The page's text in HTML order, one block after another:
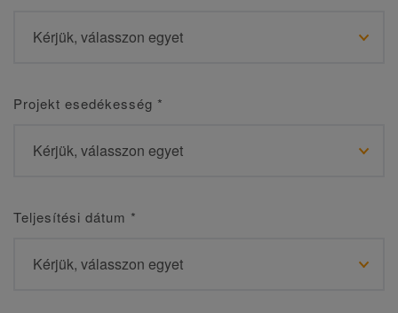
Projekt esedékesség *
Teljesítési dátum *